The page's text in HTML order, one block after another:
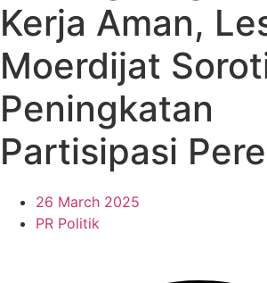
Kerja Aman,
Moerdijat
Peningkatan
Partisipasi
26 March 2025
PR Politik